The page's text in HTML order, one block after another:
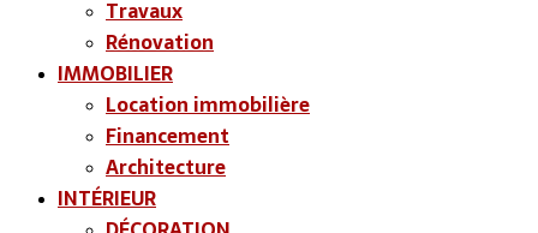
Travaux
Rénovation
IMMOBILIER
Location immobilière
Financement
Architecture
INTÉRIEUR